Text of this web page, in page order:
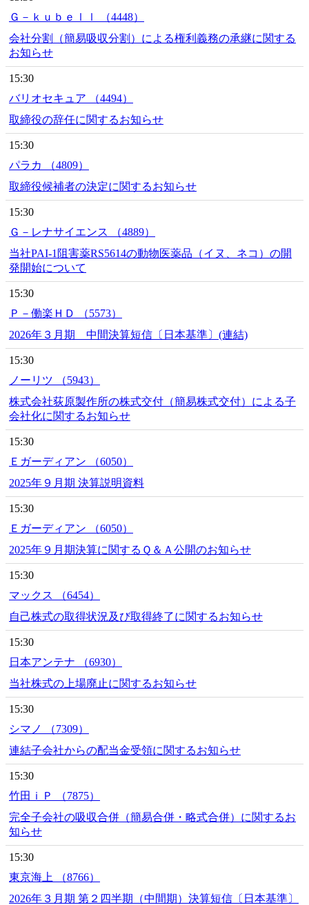
Ｇ－ｋｕｂｅｌｌ （4448）
会社分割（簡易吸収分割）による権利義務の承継に関する
お知らせ
15:30
バリオセキュア （4494）
取締役の辞任に関するお知らせ
15:30
パラカ （4809）
取締役候補者の決定に関するお知らせ
15:30
Ｇ－レナサイエンス （4889）
当社PAI-1阻害薬RS5614の動物医薬品（イヌ、ネコ）の開
発開始について
15:30
Ｐ－働楽ＨＤ （5573）
2026年３月期 中間決算短信〔日本基準〕(連結)
15:30
ノーリツ （5943）
株式会社荻原製作所の株式交付（簡易株式交付）による子
会社化に関するお知らせ
15:30
Ｅガーディアン （6050）
2025年９月期 決算説明資料
15:30
Ｅガーディアン （6050）
2025年９月期決算に関するＱ＆Ａ公開のお知らせ
15:30
マックス （6454）
自己株式の取得状況及び取得終了に関するお知らせ
15:30
日本アンテナ （6930）
当社株式の上場廃止に関するお知らせ
15:30
シマノ （7309）
連結子会社からの配当金受領に関するお知らせ
15:30
竹田ｉＰ （7875）
完全子会社の吸収合併（簡易合併・略式合併）に関するお
知らせ
15:30
東京海上 （8766）
2026年３月期 第２四半期（中間期）決算短信〔日本基準〕